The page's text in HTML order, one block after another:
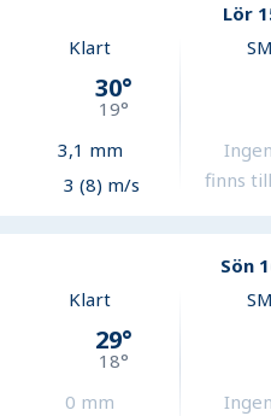
Lör
Klart
30°
19°
3,1 mm
3 (8) m/s
finns
Sön
Klart
29°
18°
0 mm